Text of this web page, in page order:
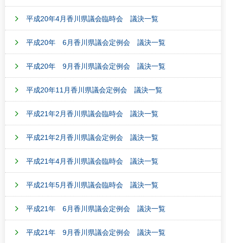
平成20年4月香川県議会臨時会 議決一覧
平成20年 6月香川県議会定例会 議決一覧
平成20年 9月香川県議会定例会 議決一覧
平成20年11月香川県議会定例会 議決一覧
平成21年2月香川県議会臨時会 議決一覧
平成21年2月香川県議会定例会 議決一覧
平成21年4月香川県議会臨時会 議決一覧
平成21年5月香川県議会臨時会 議決一覧
平成21年 6月香川県議会定例会 議決一覧
平成21年 9月香川県議会定例会 議決一覧